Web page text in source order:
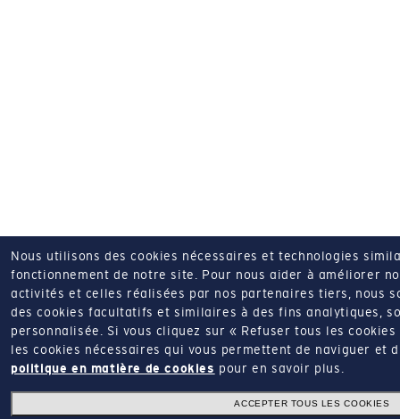
Nous utilisons des cookies nécessaires et technologies
fonctionnement de notre site. Pour nous aider à améliorer
activités et celles réalisées par nos partenaires tiers, nous
des cookies facultatifs et similaires à des fins analytiques,
personnalisée.
Si vous cliquez sur « Refuser tous les
les cookies nécessaires qui vous permettent de naviguer et
politique en matière de cookies pour en savoir plus.
ACCEPTER TOUS LES COOKIES